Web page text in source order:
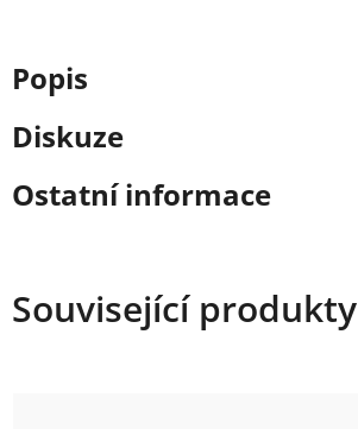
Popis
Diskuze
Ostatní informace
Související produkty